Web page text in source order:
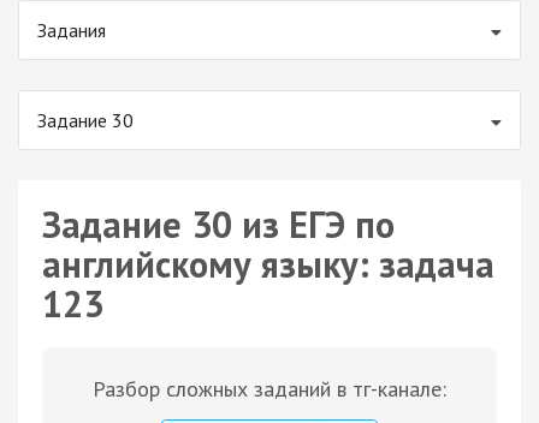
Задания
Задание 30
Задание 30 из ЕГЭ по
английскому языку: задача
123
Разбор сложных заданий в тг-канале: